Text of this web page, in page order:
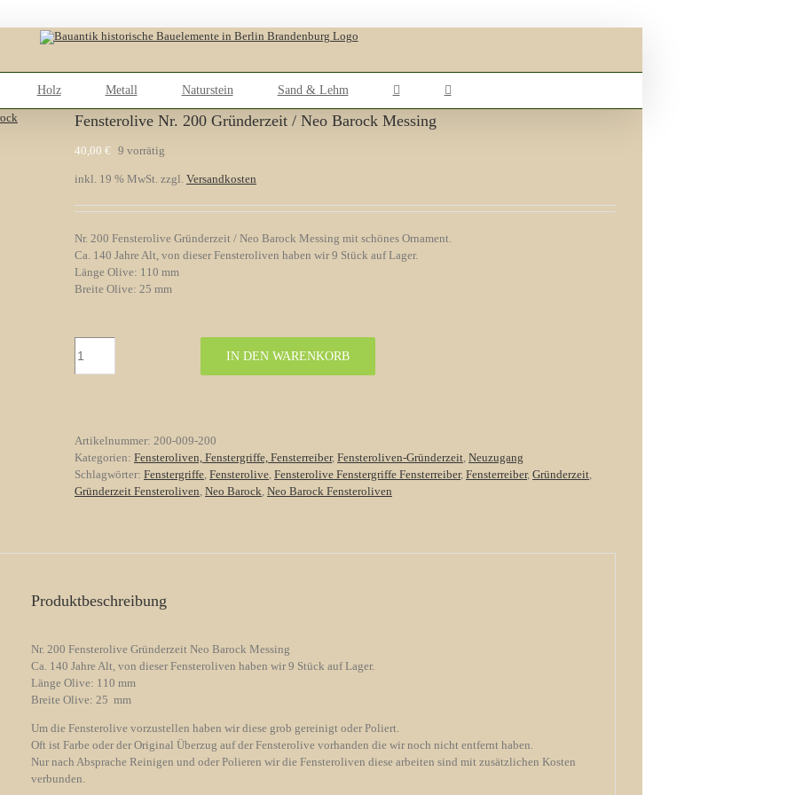
Holz Metall Naturstein Sand & Lehm
Fensterolive Nr. 200 Gründerzeit / Neo Barock Messing
40,00 € 9 vorrätig
inkl. 19 % MwSt. zzgl. Versandkosten
Nr. 200 Fensterolive Gründerzeit / Neo Barock Messing mit schönes Ornament.
Ca. 140 Jahre Alt, von dieser Fensteroliven haben wir 9 Stück auf Lager.
Länge Olive: 110 mm
Breite Olive: 25 mm
Nr.
200
Barock
Messing
Menge
IN DEN WARENKORB
Artikelnummer: 200-009-200
Kategorien: Fensteroliven, Fenstergriffe, Fensterreiber, Fensteroliven-Gründerzeit, Neuzugang
Schlagwörter: Fenstergriffe, Fensterolive, Fensterolive Fenstergriffe Fensterreiber, Fensterreiber, Gründerzeit,
Gründerzeit Fensteroliven, Neo Barock, Neo Barock Fensteroliven
Produktbeschreibung
Nr. 200 Fensterolive Gründerzeit Neo Barock Messing
Ca. 140 Jahre Alt, von dieser Fensteroliven haben wir 9 Stück auf Lager.
Länge Olive: 110 mm
Breite Olive: 25 mm
Um die Fensterolive vorzustellen haben wir diese grob gereinigt oder Poliert.
Oft ist Farbe oder der Original Überzug auf der Fensterolive vorhanden die wir noch nicht entfernt haben.
Nur nach Absprache Reinigen und oder Polieren wir die Fensteroliven diese arbeiten sind mit zusätzlichen Kosten
verbunden.